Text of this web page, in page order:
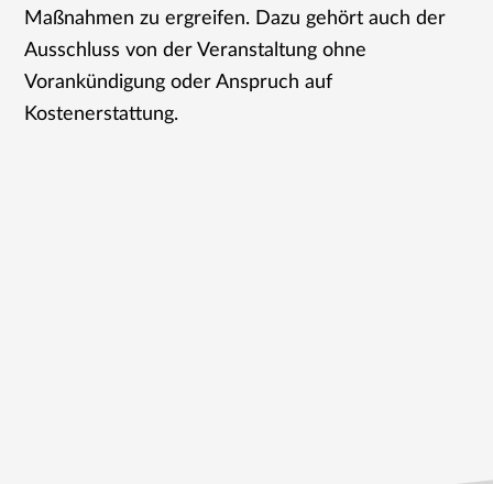
Maßnahmen zu ergreifen. Dazu gehört auch der
Ausschluss von der Veranstaltung ohne
Vorankündigung oder Anspruch auf
Kostenerstattung.